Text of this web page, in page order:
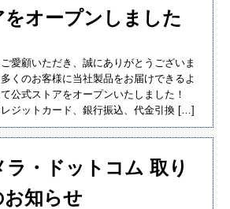
オープンしました
愛顧いただき、誠にありがとうございま
くのお客様に当社製品をお届けできるよ
公式ストアをオープンいたしました！
レジットカード、銀行振込、代金引換 […]
ラ・ドットコム 取り
知らせ